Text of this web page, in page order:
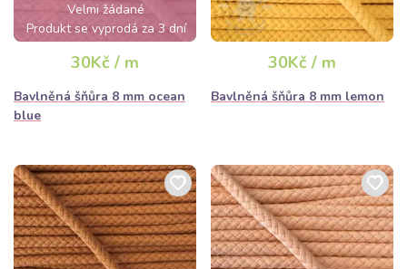
Velmi žádané
Produkt se vyprodá za 3 dní
30Kč / m
Bavlněná šňůra 8 mm ocean
blue
30Kč / m
Bavlněná šňůra 8 mm lemon